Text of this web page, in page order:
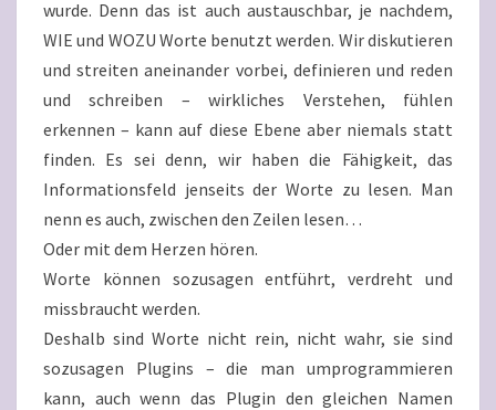
wurde. Denn das ist auch austauschbar, je nachdem,
WIE und WOZU Worte benutzt werden. Wir diskutieren
und streiten aneinander vorbei, definieren und reden
und schreiben – wirkliches Verstehen, fühlen
erkennen – kann auf diese Ebene aber niemals statt
finden. Es sei denn, wir haben die Fähigkeit, das
Informationsfeld jenseits der Worte zu lesen. Man
nenn es auch, zwischen den Zeilen lesen…
Oder mit dem Herzen hören.
Worte können sozusagen entführt, verdreht und
missbraucht werden.
Deshalb sind Worte nicht rein, nicht wahr, sie sind
sozusagen Plugins – die man umprogrammieren
kann, auch wenn das Plugin den gleichen Namen